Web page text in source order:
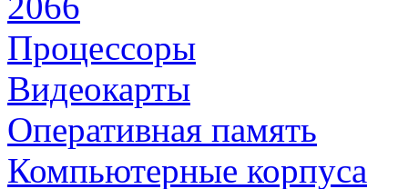
Процессоры
Видеокарты
Оперативная память
Компьютерные корпуса